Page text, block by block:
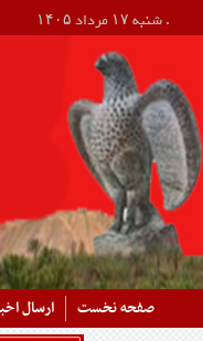
. شنبه ۱۷ مرداد ۱۴۰۵
صفحه نخست ارسال